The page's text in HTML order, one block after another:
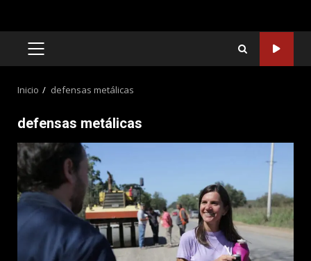
MENÚ
Inicio defensas metálicas
defensas metálicas